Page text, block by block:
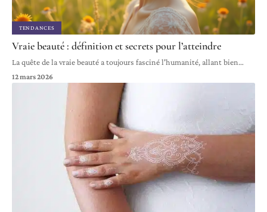
TENDANCES
Vraie beauté : définition et secrets pour l’atteindre
La quête de la vraie beauté a toujours fasciné l'humanité, allant bien…
12 mars 2026